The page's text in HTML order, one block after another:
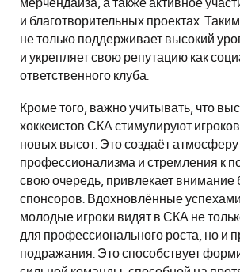
мерчендайза, а также активное
и благотворительных проектах.
не только поддерживает высокий
и укрепляет свою репутацию как
ответственного клуба.
Кроме того, важно учитывать, что
хоккеистов СКА стимулируют
новых высот. Это создаёт атмосферу
профессионализма и стремления к
свою очередь, привлекает внимание
спонсоров. Вдохновлённые
молодые игроки видят в СКА не
для профессионального роста, но и
подражания. Это способствует